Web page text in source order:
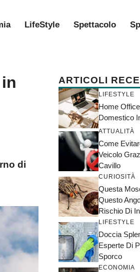
LifeStyle Spettacolo
di
ARTICOLI
LIFESTYLE
Home
Domestico
ATTUALITÀ
Come
Veicolo
Cavillo
CURIOSITÀ
Questa
Questo
Rischio Di
LIFESTYLE
Doccia
Esperte Di
Sporco
ECONOMIA